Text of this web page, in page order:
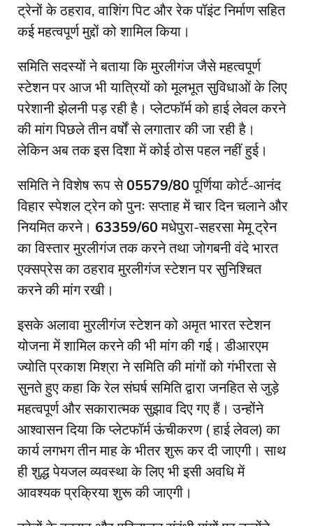
ट्रेनों के ठहराव, वाशिंग पिट और रेक पॉइंट निर्माण सहित
कई महत्वपूर्ण मुद्दों को शामिल किया।
समिति सदस्यों ने बताया कि मुरलीगंज जैसे महत्वपूर्ण
स्टेशन पर आज भी यात्रियों को मूलभूत सुविधाओं के लिए
परेशानी झेलनी पड़ रही है। प्लेटफॉर्म को हाई लेवल करने
की मांग पिछले तीन वर्षों से लगातार की जा रही है।
लेकिन अब तक इस दिशा में कोई ठोस पहल नहीं हुई।
समिति ने विशेष रूप से05579/80पूर्णिया कोर्ट-आनंद
विहार स्पेशल ट्रेन को पुनः सप्ताह में चार दिन चलाने और
नियमित करने। 63359/60मधेपुरा-सहरसा मेमू ट्रेन
का विस्तार मुरलीगंज तक करने तथा जोगबनी वंदे भारत
एक्सप्रेस का ठहराव मुरलीगंज स्टेशन पर सुनिश्चित
करने की मांग रखी।
इसके अलावा मुरलीगंज स्टेशन को अमृत भारत स्टेशन
योजना में शामिल करने की भी मांग की गई। डीआरएम
ज्योति प्रकाश मिश्रा ने समिति की मांगों को गंभीरता से
सुनते हुए कहा कि रेल संघर्ष समिति द्वारा जनहित से जुड़े
महत्वपूर्ण और सकारात्मक सुझाव दिए गए हैं। उन्होंने
आश्वासन दिया कि प्लेटफॉर्म ऊंचीकरण ( हाई लेवल) का
कार्य लगभग तीन माह के भीतर शुरू कर दी जाएगी। साथ
ही शुद्ध पेयजल व्यवस्था के लिए भी इसी अवधि में
आवश्यक प्रक्रिया शुरू की जाएगी।